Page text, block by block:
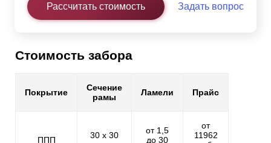
Рассчитать стоимость Задать вопрос
Стоимость забора
Покрытие
Сечение
рамы
Ламели Прайс
ППП
30 х 30
от 1,5
до 30
от
11962